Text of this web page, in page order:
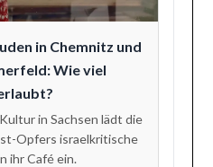
in Chemnitz und
Wie viel
in Sachsen lädt die
Opfers israelkritische
ihr Café ein.